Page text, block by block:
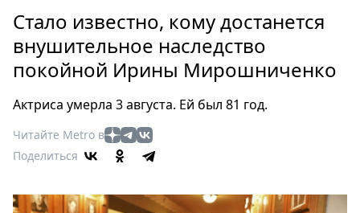
Россия
Мир
Здоровье
Туризм
Мода
Театр
Афиша
Стало известно, кому достанется
внушительное наследство
покойной Ирины Мирошниченко
Актриса умерла 3 августа. Ей был 81 год.
Читайте Metro в
Поделиться